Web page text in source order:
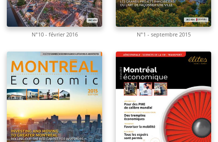
N°10 - février 2016 N°1 - septembre 2015